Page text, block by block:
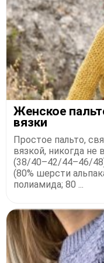
Женское
вязки
Простое пальто,
вязкой, никогда
(38/40–42/44–46/
(80% шерсти
полиамида; 80 ...